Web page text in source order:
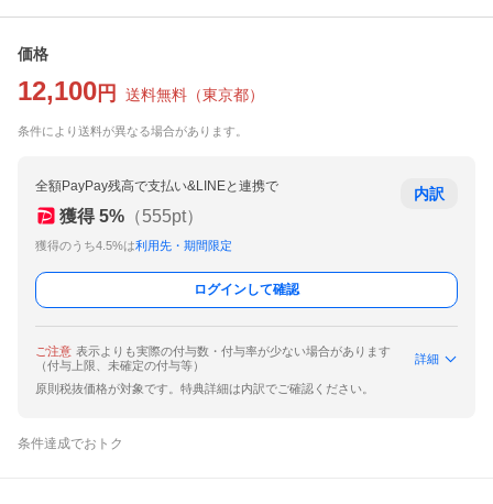
価格
12,100 円 送料無料 （東京都）
条件により送料が異なる場合があります。
全額PayPay残高で支払い&LINEと連携で
獲得 5% （555pt）
獲得のうち4.5%は利用先・期間限定
内訳
ログインして確認
ご注意 表示よりも実際の付与数・付与率が少ない場合があります
（付与上限、未確定の付与等）
詳細
原則税抜価格が対象です。特典詳細は内訳でご確認ください。
条件達成でおトク